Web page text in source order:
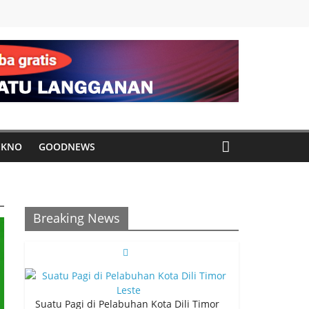
GOODNEWS
Breaking News
Suatu Pagi di Pelabuhan Kota Dili Timor